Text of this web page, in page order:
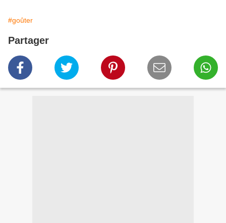
#goûter
Partager